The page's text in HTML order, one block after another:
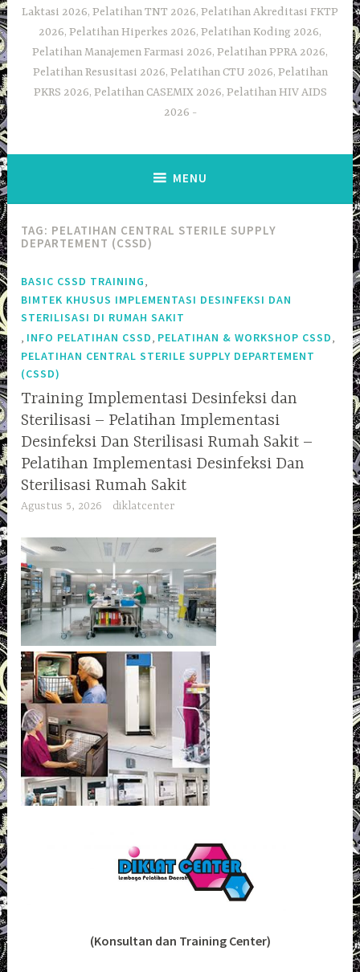
Laktasi 2026, Pelatihan TNT 2026, Pelatihan Akreditasi FKTP
2026, Pelatihan Hiperkes 2026, Pelatihan Koding 2026,
Pelatihan Manajemen Farmasi 2026, Pelatihan PPRA 2026,
Pelatihan Resusitasi 2026, Pelatihan CTU 2026, Pelatihan
PKRS 2026, Pelatihan CASEMIX 2026, Pelatihan HIV AIDS
2026
MENU
TAG: PELATIHAN CENTRAL STERILE SUPPLY
DEPARTEMENT (CSSD)
BASIC CSSD TRAINING
BIMTEK KHUSUS IMPLEMENTASI DESINFEKSI DAN
STERILISASI DI RUMAH SAKIT
INFO PELATIHAN CSSD PELATIHAN & WORKSHOP CSSD
PELATIHAN CENTRAL STERILE SUPPLY DEPARTEMENT
(CSSD)
Training Implementasi Desinfeksi dan
Sterilisasi – Pelatihan Implementasi
Desinfeksi Dan Sterilisasi Rumah Sakit –
Pelatihan Implementasi Desinfeksi Dan
Sterilisasi Rumah Sakit
Agustus 5, 2026 diklatcenter
(Konsultan dan Training Center)